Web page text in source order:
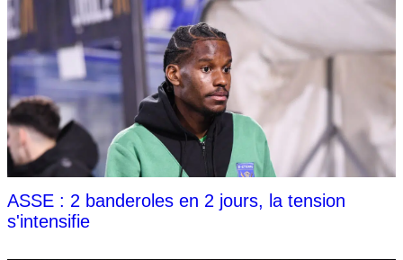
ASSE : 2 banderoles en 2 jours, la tension
s'intensifie